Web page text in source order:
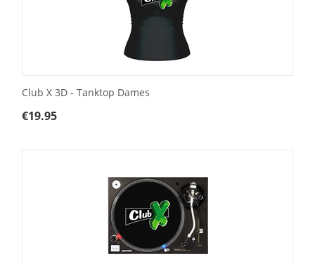
Club X 3D - Tanktop Dames
€19.95